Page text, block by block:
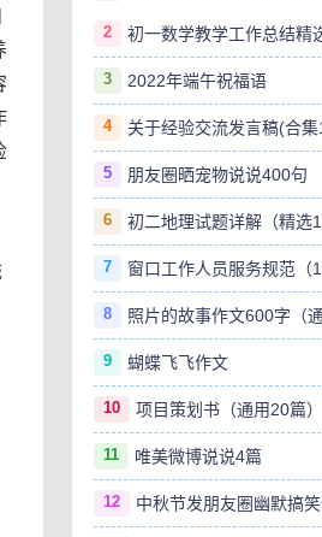
2 初一数学教学工作总结精
3 2022年端午祝福语
4 关于经验交流发言稿(合集
5 朋友圈晒宠物说说400句
6 初二地理试题详解（精选
7 窗口工作人员服务规范（
8 照片的故事作文600字（通
9 蝴蝶飞飞作文
10 项目策划书（通用20篇）
11 唯美微博说说4篇
12